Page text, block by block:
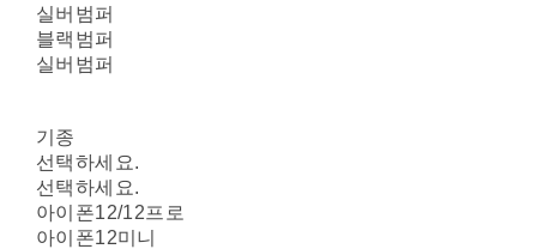
실버범퍼
블랙범퍼
실버범퍼
기종
선택하세요.
선택하세요.
아이폰12/12프로
아이폰12미니